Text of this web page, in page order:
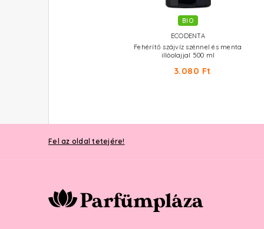
BIO
ECODENTA
Fehérítő szájvíz szénnel és menta
illóolajjal 500 ml
3.080 Ft
Fel az oldal tetejére!